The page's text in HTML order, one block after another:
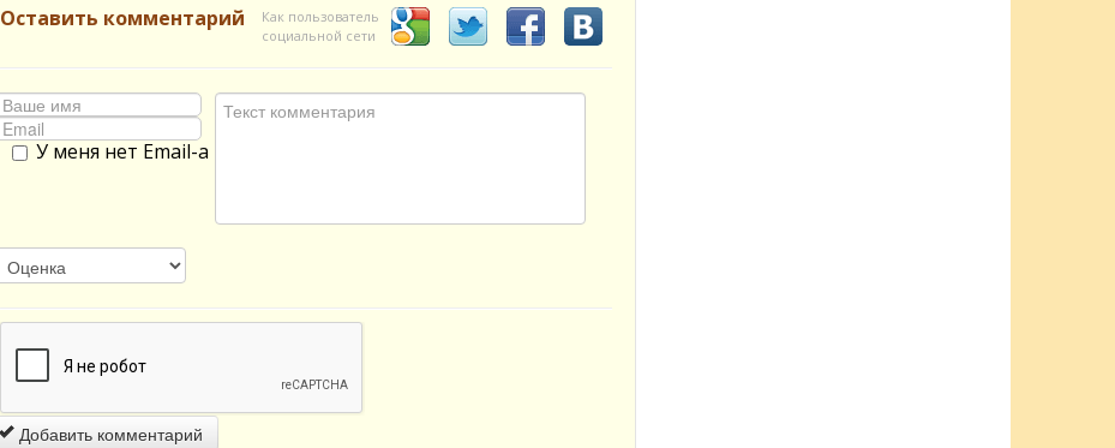
Оставить комментарий
Как пользователь
социальной сети
У меня нет Email-а
Добавить комментарий